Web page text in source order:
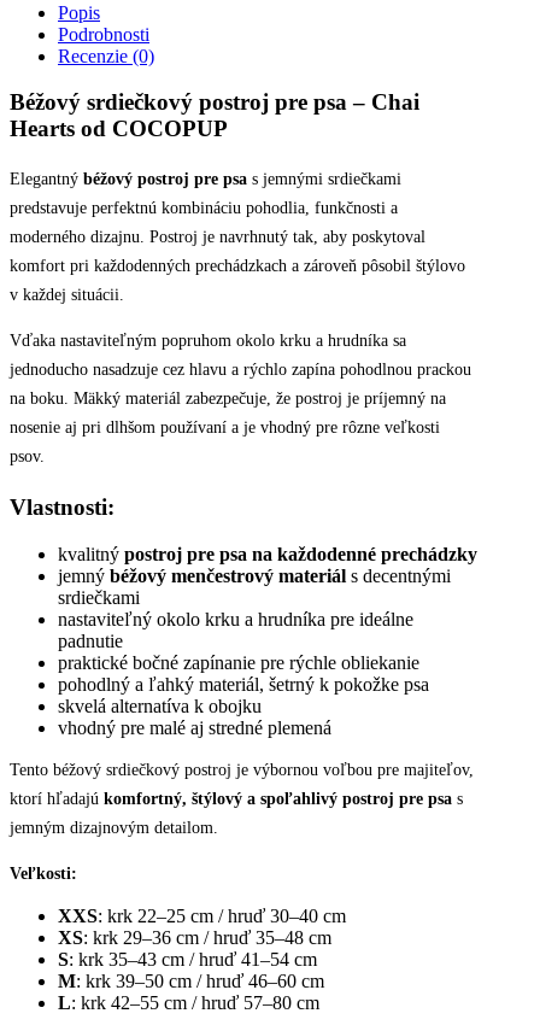
Popis
Podrobnosti
Recenzie (0)
Béžový srdiečkový postroj pre psa – Chai
Hearts od COCOPUP
Elegantný béžový postroj pre psa s jemnými srdiečkami
predstavuje perfektnú kombináciu pohodlia, funkčnosti a
moderného dizajnu. Postroj je navrhnutý tak, aby poskytoval
komfort pri každodenných prechádzkach a zároveň pôsobil štýlovo
v každej situácii.
Vďaka nastaviteľným popruhom okolo krku a hrudníka sa
jednoducho nasadzuje cez hlavu a rýchlo zapína pohodlnou prackou
na boku. Mäkký materiál zabezpečuje, že postroj je príjemný na
nosenie aj pri dlhšom používaní a je vhodný pre rôzne veľkosti
psov.
Vlastnosti:
kvalitný postroj pre psa na každodenné prechádzky
jemný béžový menčestrový materiál s decentnými
srdiečkami
nastaviteľný okolo krku a hrudníka pre ideálne
padnutie
praktické bočné zapínanie pre rýchle obliekanie
pohodlný a ľahký materiál, šetrný k pokožke psa
skvelá alternatíva k obojku
vhodný pre malé aj stredné plemená
Tento béžový srdiečkový postroj je výbornou voľbou pre majiteľov,
ktorí hľadajú komfortný, štýlový a spoľahlivý postroj pre psa s
jemným dizajnovým detailom.
Veľkosti:
XXS: krk 22–25 cm / hruď 30–40 cm
XS: krk 29–36 cm / hruď 35–48 cm
S: krk 35–43 cm / hruď 41–54 cm
M: krk 39–50 cm / hruď 46–60 cm
L: krk 42–55 cm / hruď 57–80 cm